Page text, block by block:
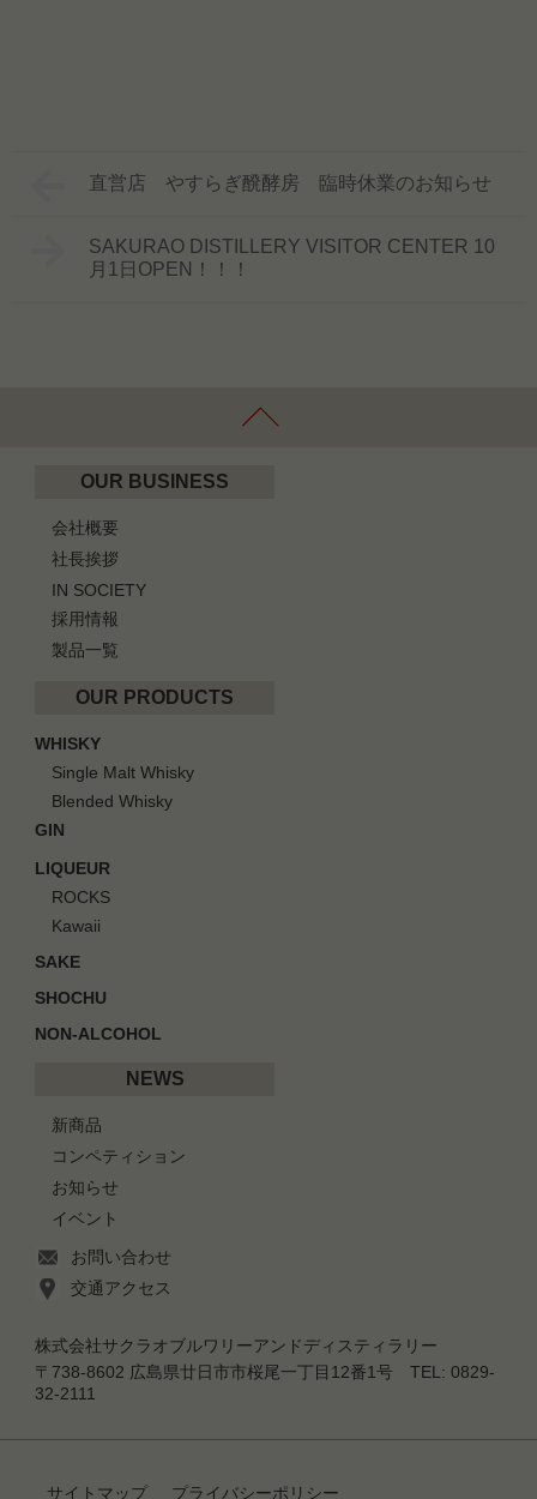
直営店 やすらぎ醗酵房 臨時休業のお知らせ
SAKURAO DISTILLERY VISITOR CENTER 10
月1日OPEN！！！
OUR BUSINESS
会社概要
社長挨拶
IN SOCIETY
採用情報
製品一覧
OUR PRODUCTS
WHISKY
Single Malt Whisky
Blended Whisky
GIN
LIQUEUR
ROCKS
Kawaii
SAKE
SHOCHU
NON-ALCOHOL
NEWS
新商品
コンペティション
お知らせ
イベント
お問い合わせ
交通アクセス
株式会社サクラオブルワリーアンドディスティラリー
〒738-8602 広島県廿日市市桜尾一丁目12番1号 TEL: 0829-
32-2111
サイトマップ プライバシーポリシー